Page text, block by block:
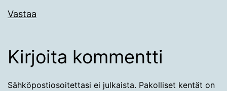
Vastaa
Kirjoita kommentti
Sähköpostiosoitettasi ei julkaista. Pakolliset kentät on